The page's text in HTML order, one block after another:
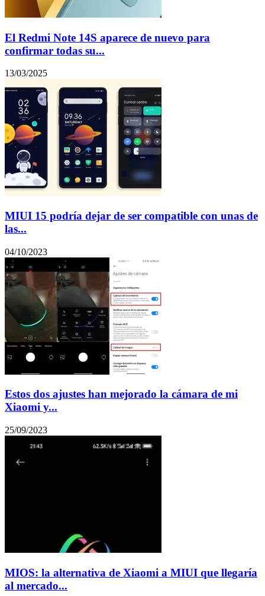
El Redmi Note 14S aparece de nuevo para
confirmar todas su...
13/03/2025
MIUI 15 podría dejar de ser compatible con unas de
las...
04/10/2023
Estos dos ajustes han mejorado la cámara de mi
Xiaomi y...
25/09/2023
MIOS: la alternativa de Xiaomi a MIUI que llegaría
al mercado...